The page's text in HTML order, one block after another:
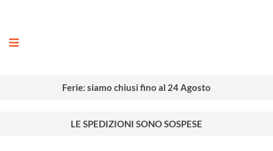
Ferie: siamo chiusi fino al 24 Agosto
LE SPEDIZIONI SONO SOSPESE